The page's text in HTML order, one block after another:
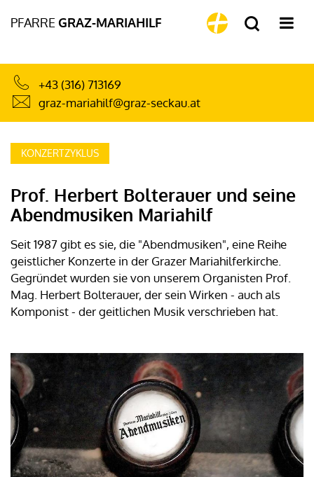
PFARRE GRAZ-MARIAHILF
+43 (316) 713169
graz-mariahilf@graz-seckau.at
KONZERTZYKLUS
Prof. Herbert Bolterauer und seine
Abendmusiken Mariahilf
Seit 1987 gibt es sie, die "Abendmusiken", eine Reihe
geistlicher Konzerte in der Grazer Mariahilferkirche.
Gegründet wurden sie von unserem Organisten Prof.
Mag. Herbert Bolterauer, der sein Wirken - auch als
Komponist - der geitlichen Musik verschrieben hat.